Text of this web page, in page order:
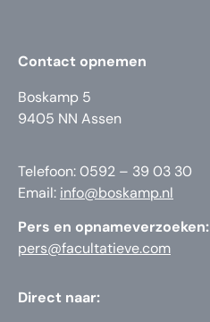
Contact opnemen
Boskamp 5
9405 NN Assen
Telefoon: 0592 – 39 03 30
Email: info@boskamp.nl
Pers en opnameverzoeken:
pers@facultatieve.com
Direct naar: